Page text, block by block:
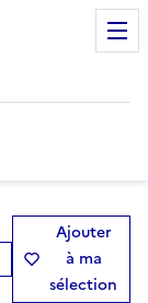
Ajouter
à ma
sélection